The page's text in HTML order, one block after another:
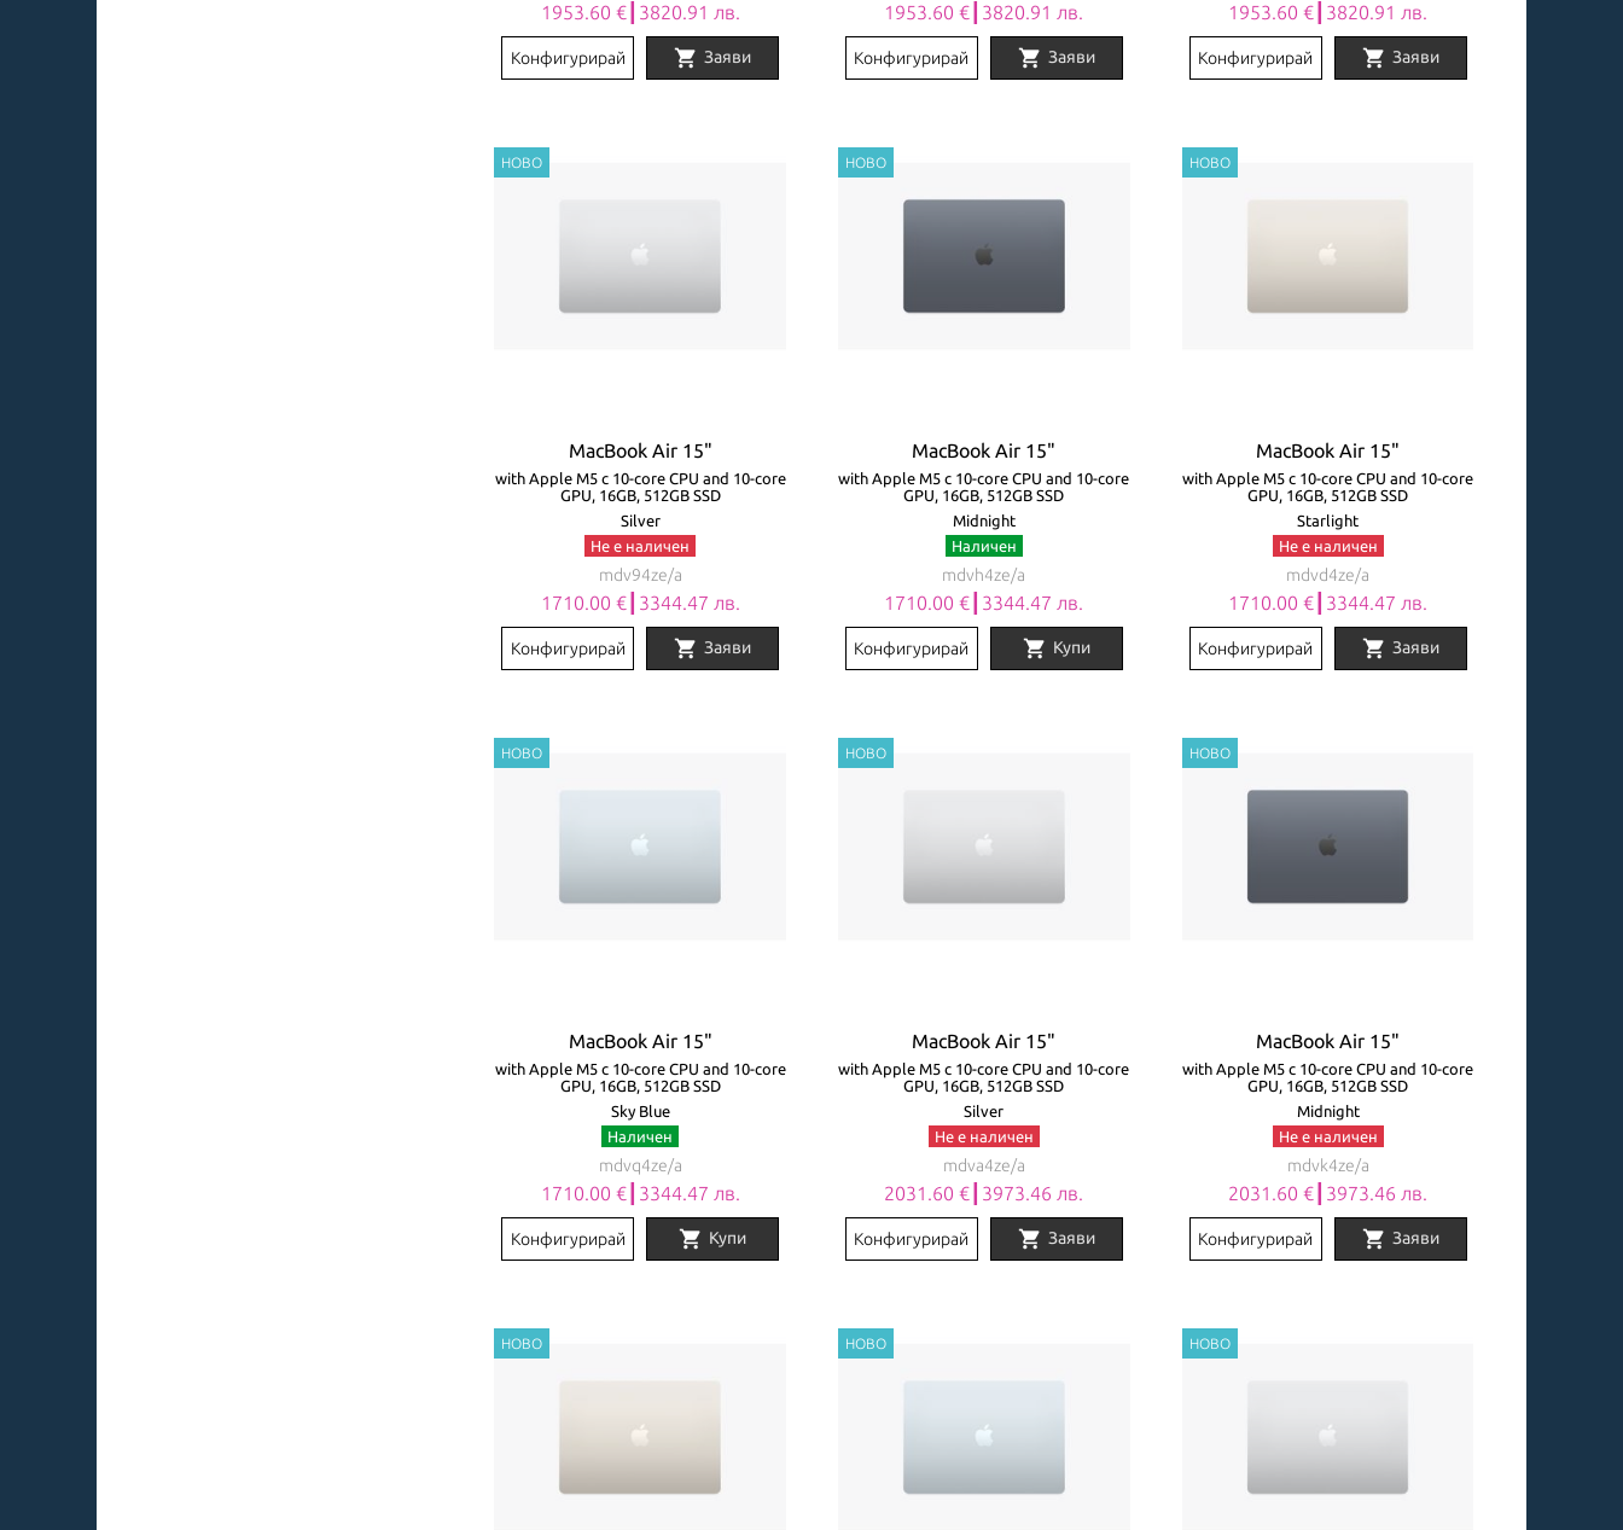
1953.60 €┃3820.91 лв.
Конфигурирай shopping_cart Заяви
1953.60 €┃3820.91 лв.
Конфигурирай shopping_cart Заяви
1953.60 €┃3820.91 лв.
Конфигурирай shopping_cart Заяви
MacBook Air 15"
with Apple M5 с 10-core CPU and 10-core
GPU, 16GB, 512GB SSD
Silver
Не е наличен
mdv94ze/a
1710.00 €┃3344.47 лв.
Конфигурирай shopping_cart Заяви
MacBook Air 15"
with Apple M5 с 10-core CPU and 10-core
GPU, 16GB, 512GB SSD
Midnight
Наличен
mdvh4ze/a
1710.00 €┃3344.47 лв.
Конфигурирай shopping_cart Купи
MacBook Air 15"
with Apple M5 с 10-core CPU and 10-core
GPU, 16GB, 512GB SSD
Starlight
Не е наличен
mdvd4ze/a
1710.00 €┃3344.47 лв.
Конфигурирай shopping_cart Заяви
MacBook Air 15"
with Apple M5 с 10-core CPU and 10-core
GPU, 16GB, 512GB SSD
Sky Blue
Наличен
mdvq4ze/a
1710.00 €┃3344.47 лв.
Конфигурирай shopping_cart Купи
MacBook Air 15"
with Apple M5 с 10-core CPU and 10-core
GPU, 16GB, 512GB SSD
Silver
Не е наличен
mdva4ze/a
2031.60 €┃3973.46 лв.
Конфигурирай shopping_cart Заяви
MacBook Air 15"
with Apple M5 с 10-core CPU and 10-core
GPU, 16GB, 512GB SSD
Midnight
Не е наличен
mdvk4ze/a
2031.60 €┃3973.46 лв.
Конфигурирай shopping_cart Заяви